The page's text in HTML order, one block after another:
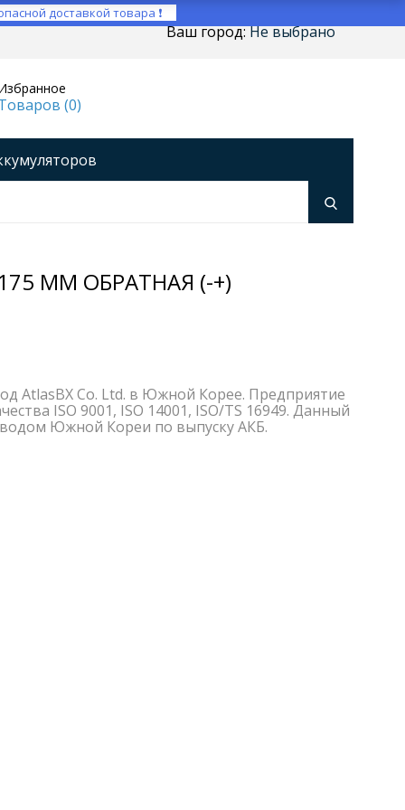
доставкой товара ❗
Ваш город:Не выбрано
(0)
ММ ОБРАТНАЯ (-+)
AtlasBX Co. Ltd. в Южной Корее. Предприятие
ISO 9001, ISO 14001, ISO/TS 16949. Данный
Южной Кореи по выпуску АКБ.